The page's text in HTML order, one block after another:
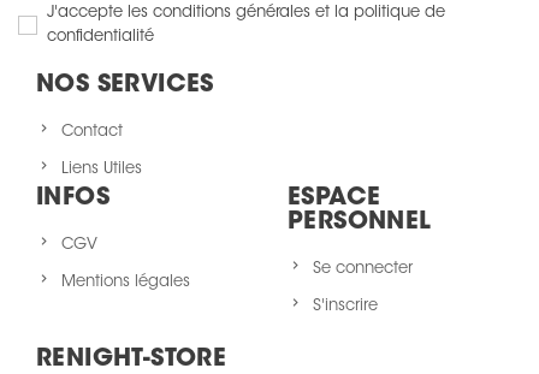
J'accepte les conditions générales et la politique de
confidentialité
NOS SERVICES
Contact
Liens Utiles
INFOS
CGV
Mentions légales
ESPACE
PERSONNEL
Se connecter
S'inscrire
RENIGHT-STORE